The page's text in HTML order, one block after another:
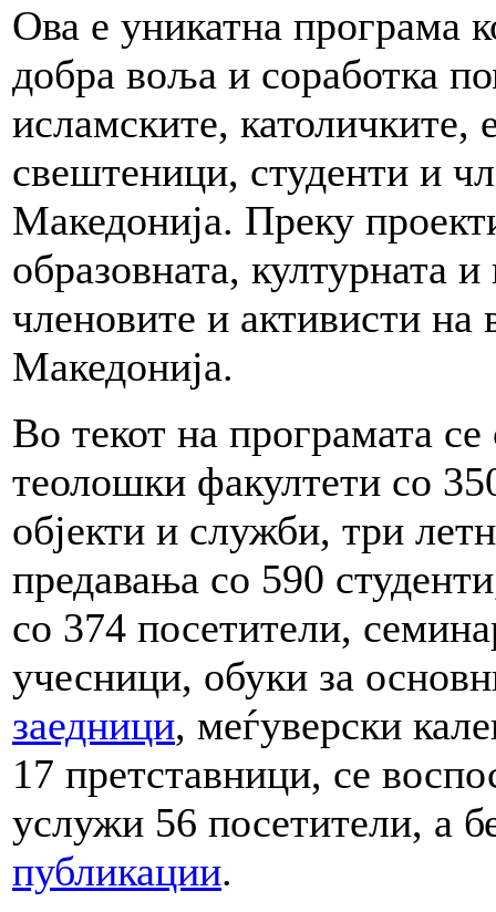
Ова е уникатна програма
добра воља и соработка
исламските, католичките,
свештеници, студенти и
Македонија. Преку
образовната, културната
членовите и активисти на
Македонија.
Во текот на програмата
теолошки факултети со
објекти и служби, три
предавања со 590
со 374 посетители,
учесници, обуки за
заедници, меѓуверски
17 претставници, се
услужи 56 посетители, а
публикации.